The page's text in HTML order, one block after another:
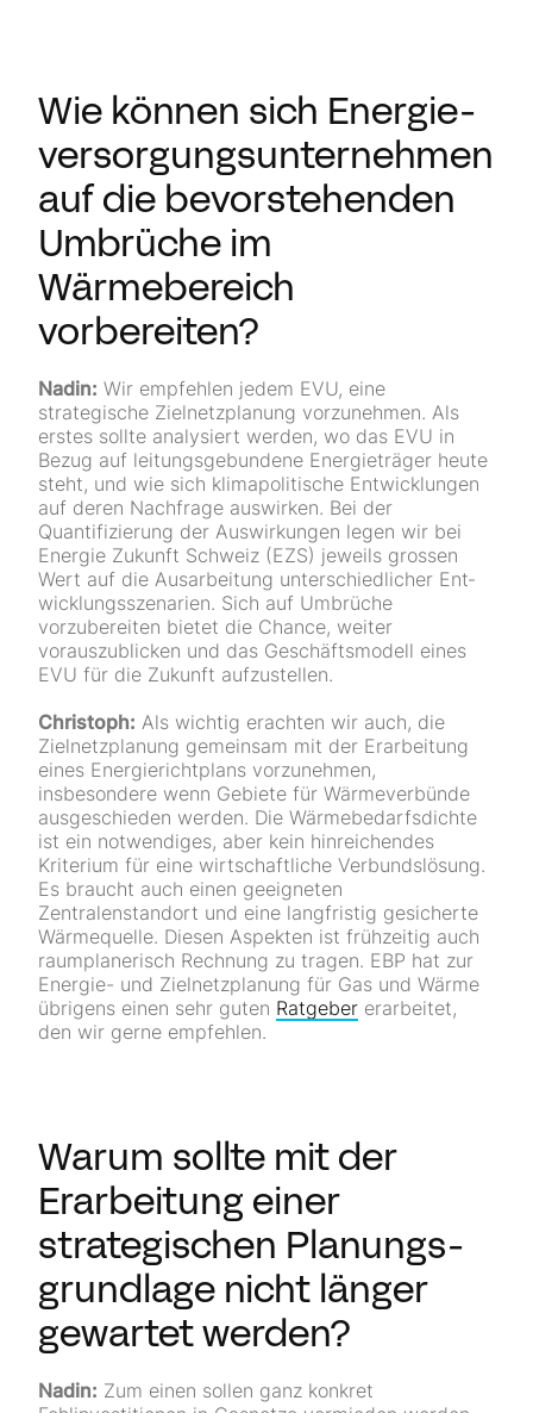
Wie können sich Energie­
versorgungsunternehmen
auf die bevorstehenden
Umbrüche im
Wärmebereich
vorbereiten?
Nadin: Wir empfehlen jedem EVU, eine
strategische Zielnetzplanung vorzunehmen. Als
erstes sollte analysiert werden, wo das EVU in
Bezug auf leitungsgebundene Energie­träger heute
steht, und wie sich klimapolitische Entwicklungen
auf deren Nachfrage auswirken. Bei der
Quantifizierung der Auswirkungen legen wir bei
Energie Zukunft Schweiz (EZS) jeweils grossen
Wert auf die Ausarbeitung unterschiedlicher Ent­
wicklungs­szenarien. Sich auf Umbrüche
vorzubereiten bietet die Chance, weiter
vorauszublicken und das Geschäftsmodell eines
EVU für die Zukunft aufzustellen.
Christoph: Als wichtig erachten wir auch, die
Zielnetzplanung gemeinsam mit der Erarbeitung
eines Energierichtplans vorzunehmen,
insbesondere wenn Gebiete für Wärmeverbünde
ausgeschieden werden. Die Wärmebedarfsdichte
ist ein notwendiges, aber kein hinreichendes
Kriterium für eine wirtschaftliche Verbundslösung.
Es braucht auch einen geeigneten
Zentralenstandort und eine langfristig gesicherte
Wärmequelle. Diesen Aspekten ist frühzeitig auch
raumplanerisch Rechnung zu tragen. EBP hat zur
Energie- und Zielnetzplanung für Gas und Wärme
übrigens einen sehr guten Ratgeber erarbeitet,
den wir gerne empfehlen.
Warum sollte mit der
Erarbeitung einer
strategischen Planungs­
grundlage nicht länger
gewartet werden?
Nadin: Zum einen sollen ganz konkret